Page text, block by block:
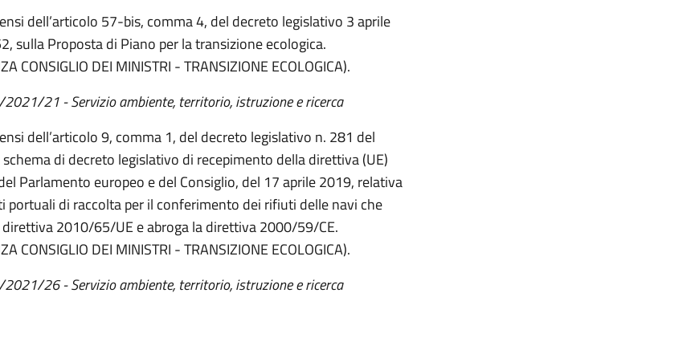
dell’articolo 57-bis, comma 4, del decreto legislativo 3 aprile
sulla Proposta di Piano per la transizione ecologica.
CONSIGLIO DEI MINISTRI - TRANSIZIONE ECOLOGICA).
2021/21 - Servizio ambiente, territorio, istruzione e ricerca
dell’articolo 9, comma 1, del decreto legislativo n. 281 del
di decreto legislativo di recepimento della direttiva (UE)
Parlamento europeo e del Consiglio, del 17 aprile 2019, relativa
portuali di raccolta per il conferimento dei rifiuti delle navi che
2010/65/UE e abroga la direttiva 2000/59/CE.
CONSIGLIO DEI MINISTRI - TRANSIZIONE ECOLOGICA).
2021/26 - Servizio ambiente, territorio, istruzione e ricerca